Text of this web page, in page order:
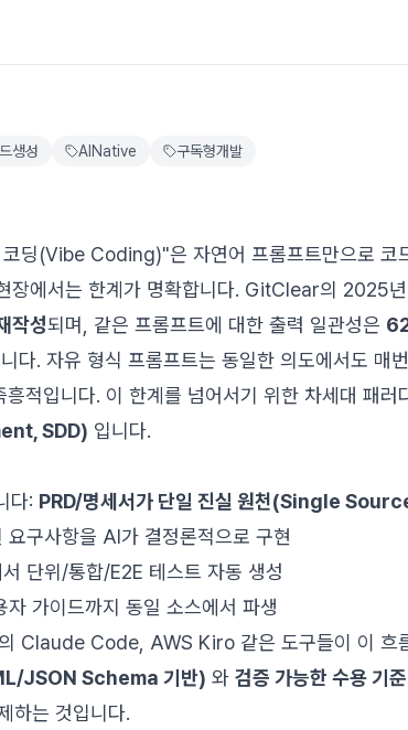
생성 AINative 구독형개발
딩(Vibe Coding)"은 자연어 프롬프트만으로 코
장에서는 한계가 명확합니다. GitClear의 2025
작성되며, 같은 프롬프트에 대한 출력 일관성은
다. 자유 형식 프롬프트는 동일한 의도에서도 매
적입니다. 이 한계를 넘어서기 위한 차세대 패러
SDD) 입니다.
다: PRD/명세서가 단일 진실 원천(Single
요구사항을 AI가 결정론적으로 구현
단위/통합/E2E 테스트 자동 생성
자 가이드까지 동일 소스에서 파생
Code, AWS Kiro 같은 도구들이 이 흐름
JSON Schema 기반) 와 검증 가능한 수용
하는 것입니다.